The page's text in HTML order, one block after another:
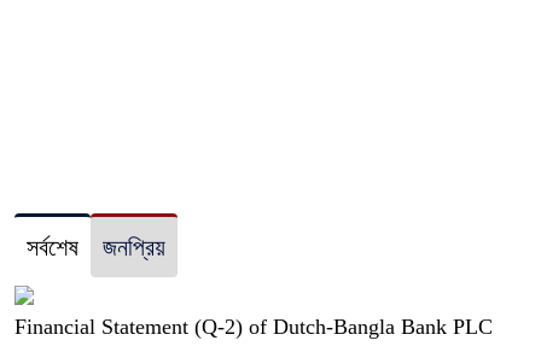
সর্বশেষ জনপ্রিয়
Financial Statement (Q-2) of Dutch-Bangla Bank PLC